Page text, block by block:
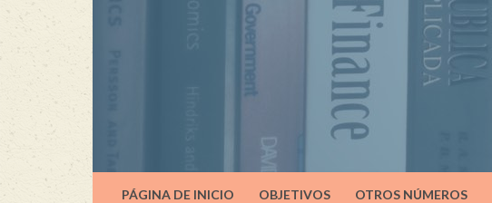
PÁGINA DE INICIO OBJETIVOS OTROS NÚMEROS